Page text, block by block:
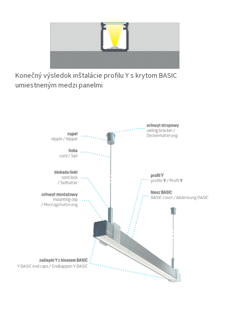
Konečný výsledok inštalácie profilu Y s krytom BASIC
umiestneným medzi panelmi